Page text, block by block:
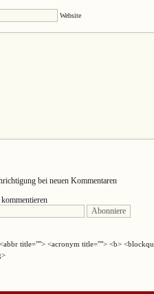
Website
bei neuen Kommentaren
title=""> <acronym title=""> <b>